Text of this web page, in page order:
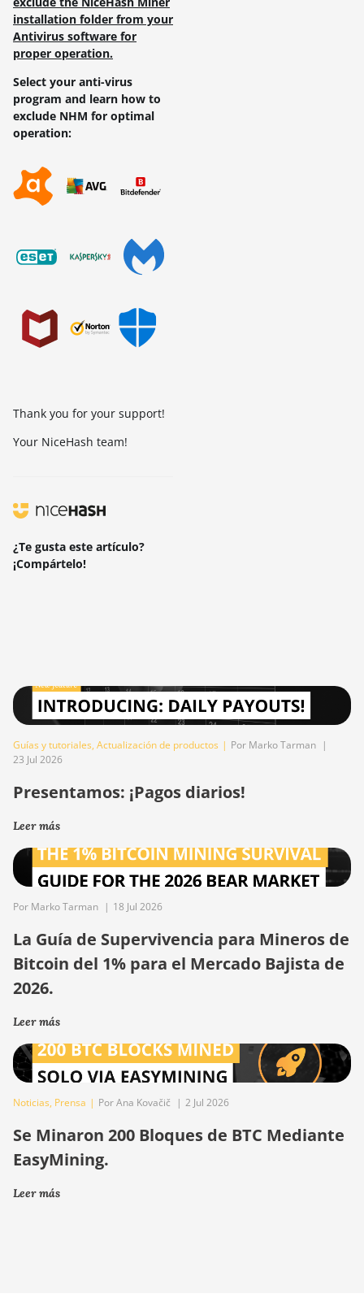
installation folder from your
Antivirus software for
proper operation.
Select your anti-virus
program and learn how to
exclude NHM for optimal
operation:
Thank you for your support!
Your NiceHash team!
¿Te gusta este artículo?
¡Compártelo!
Guías y tutoriales, Actualización de productos | Por Marko Tarman |
23 Jul 2026
Presentamos: ¡Pagos diarios!
Leer más
Por Marko Tarman | 18 Jul 2026
La Guía de Supervivencia para Mineros de
Bitcoin del 1% para el Mercado Bajista de
2026.
Leer más
Noticias, Prensa | Por Ana Kovačič | 2 Jul 2026
Se Minaron 200 Bloques de BTC Mediante
EasyMining.
Leer más